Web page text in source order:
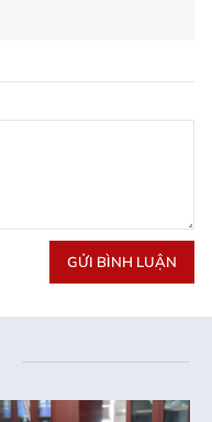
GỬI BÌNH LUẬN